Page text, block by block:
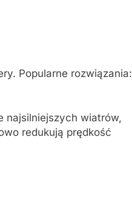
Popularne rozwiązania:
najsilniejszych wiatrów,
redukują prędkość